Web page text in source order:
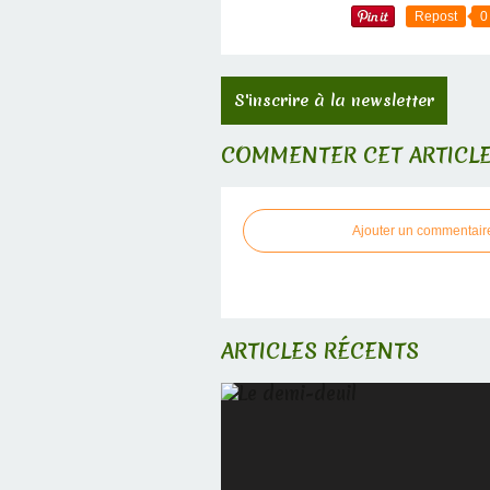
Repost 0
S'inscrire à la newsletter
COMMENTER CET
Ajouter un
ARTICLES RÉCENTS